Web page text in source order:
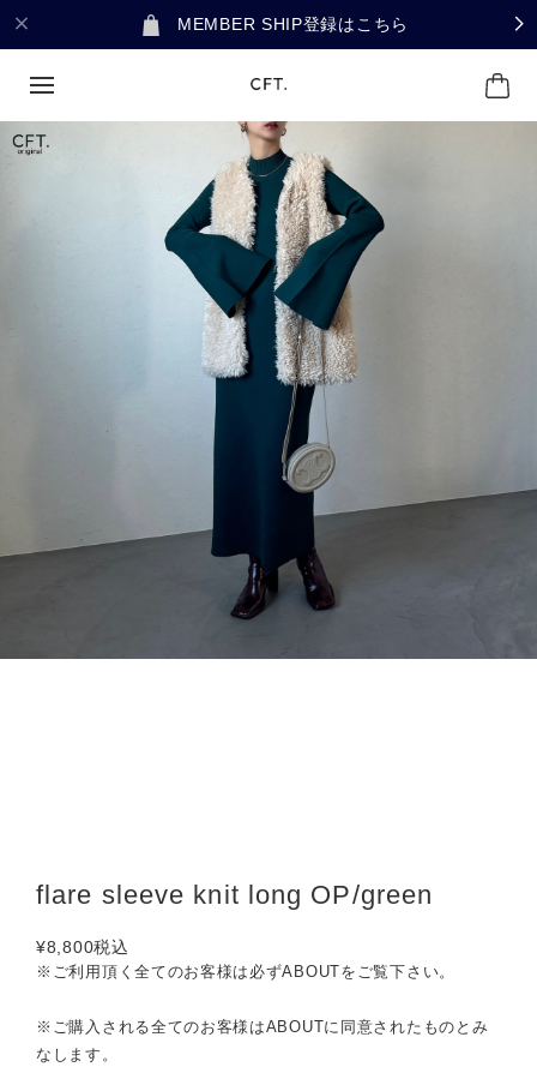
MEMBER SHIP登録はこちら
flare sleeve knit long OP/green
¥8,800税込
※ご利用頂く全てのお客様は必ずABOUTをご覧下さい。
※ご購入される全てのお客様はABOUTに同意されたものとみ
なします。